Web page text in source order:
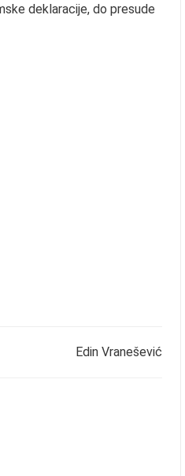
deklaracije, do presude
Edin Vranešević